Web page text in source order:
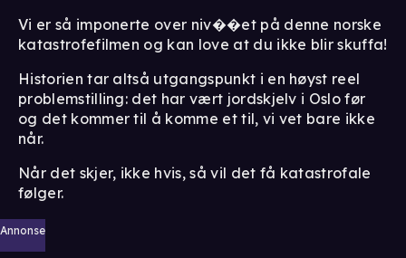
Vi er så imponerte over niv��et på denne norske
katastrofefilmen og kan love at du ikke blir skuffa!
Historien tar altså utgangspunkt i en høyst reel
problemstilling: det har vært jordskjelv i Oslo før
og det kommer til å komme et til, vi vet bare ikke
når.
Når det skjer, ikke hvis, så vil det få katastrofale
følger.
Annonse